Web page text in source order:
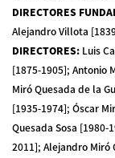
DIRECTORES
Alejandro Villota
DIRECTORES: Luis
[1875-1905]; Antonio
Miró Quesada de la
[1935-1974]; Óscar
Quesada Sosa [1980-
2011]; Alejandro Miró